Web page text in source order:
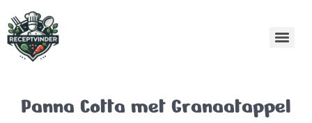
Panna Cotta met Granaatappel